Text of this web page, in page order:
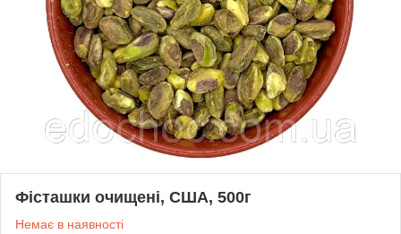
Фісташки очищені, США, 500г
Немає в наявності